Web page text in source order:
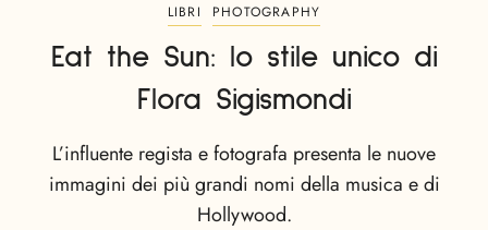
LIBRI PHOTOGRAPHY
Eat the Sun: lo stile unico di
Flora Sigismondi
L’influente regista e fotografa presenta le nuove
immagini dei più grandi nomi della musica e di
Hollywood.